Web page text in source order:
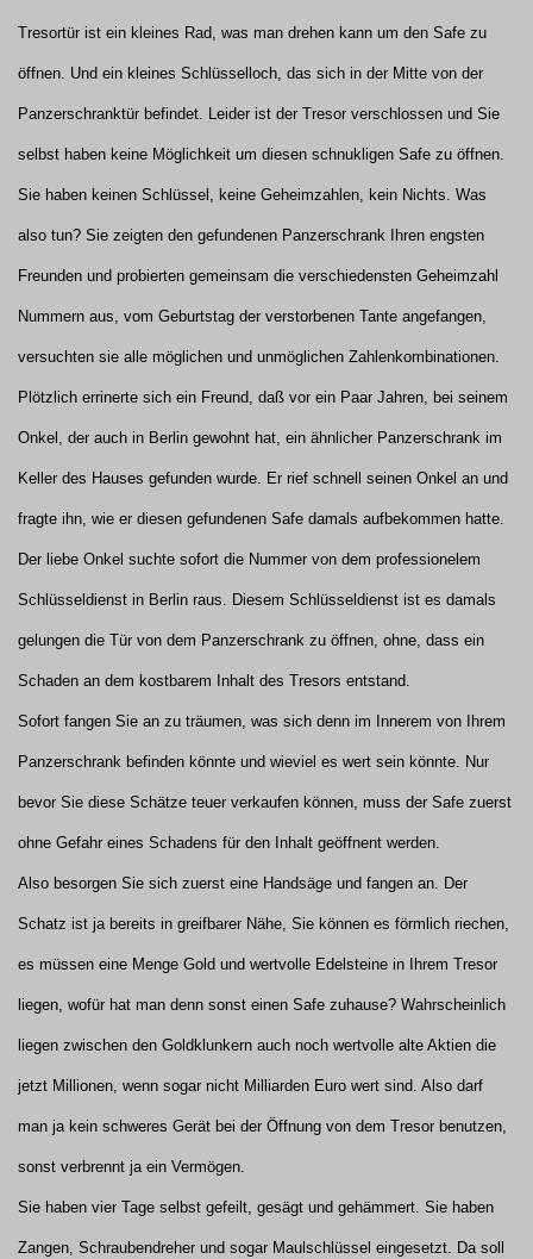
Tresortür ist ein kleines Rad, was man drehen kann um den Safe zu
öffnen. Und ein kleines Schlüsselloch, das sich in der Mitte von der
Panzerschranktür befindet. Leider ist der Tresor verschlossen und Sie
selbst haben keine Möglichkeit um diesen schnukligen Safe zu öffnen.
Sie haben keinen Schlüssel, keine Geheimzahlen, kein Nichts. Was
also tun? Sie zeigten den gefundenen Panzerschrank Ihren engsten
Freunden und probierten gemeinsam die verschiedensten Geheimzahl
Nummern aus, vom Geburtstag der verstorbenen Tante angefangen,
versuchten sie alle möglichen und unmöglichen Zahlenkombinationen.
Plötzlich errinerte sich ein Freund, daß vor ein Paar Jahren, bei seinem
Onkel, der auch in Berlin gewohnt hat, ein ähnlicher Panzerschrank im
Keller des Hauses gefunden wurde. Er rief schnell seinen Onkel an und
fragte ihn, wie er diesen gefundenen Safe damals aufbekommen hatte.
Der liebe Onkel suchte sofort die Nummer von dem professionelem
Schlüsseldienst in Berlin raus. Diesem Schlüsseldienst ist es damals
gelungen die Tür von dem Panzerschrank zu öffnen, ohne, dass ein
Schaden an dem kostbarem Inhalt des Tresors entstand.
Sofort fangen Sie an zu träumen, was sich denn im Innerem von Ihrem
Panzerschrank befinden könnte und wieviel es wert sein könnte. Nur
bevor Sie diese Schätze teuer verkaufen können, muss der Safe zuerst
ohne Gefahr eines Schadens für den Inhalt geöffnent werden.
Also besorgen Sie sich zuerst eine Handsäge und fangen an. Der
Schatz ist ja bereits in greifbarer Nähe, Sie können es förmlich riechen,
es müssen eine Menge Gold und wertvolle Edelsteine in Ihrem Tresor
liegen, wofür hat man denn sonst einen Safe zuhause? Wahrscheinlich
liegen zwischen den Goldklunkern auch noch wertvolle alte Aktien die
jetzt Millionen, wenn sogar nicht Milliarden Euro wert sind. Also darf
man ja kein schweres Gerät bei der Öffnung von dem Tresor benutzen,
sonst verbrennt ja ein Vermögen.
Sie haben vier Tage selbst gefeilt, gesägt und gehämmert. Sie haben
Zangen, Schraubendreher und sogar Maulschlüssel eingesetzt. Da soll